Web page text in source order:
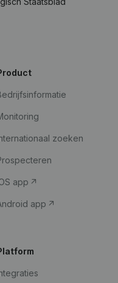
zoeken
app
app